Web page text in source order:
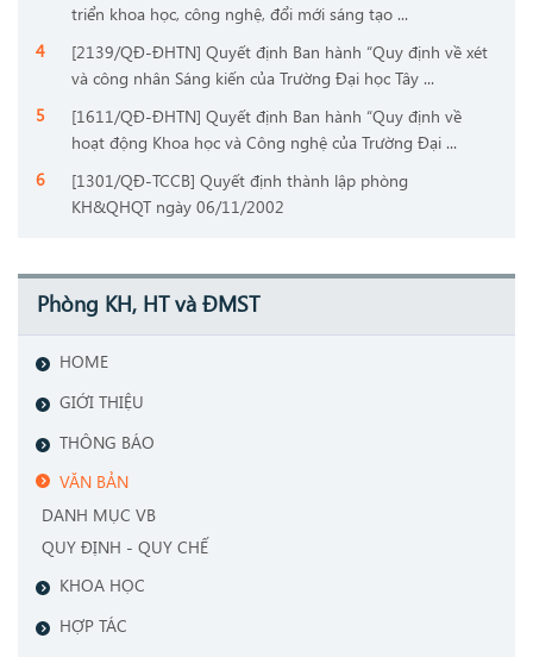
triển khoa học, công nghệ, đổi mới sáng tạo ...
[2139/QĐ-ĐHTN] Quyết định Ban hành “Quy định về xét
và công nhân Sáng kiến của Trường Đại học Tây ...
[1611/QĐ-ĐHTN] Quyết định Ban hành “Quy định về
hoạt động Khoa học và Công nghệ của Trường Đại ...
[1301/QĐ-TCCB] Quyết định thành lập phòng
KH&QHQT ngày 06/11/2002
Phòng KH, HT và ĐMST
HOME
GIỚI THIỆU
THÔNG BÁO
VĂN BẢN
DANH MỤC VB
QUY ĐỊNH - QUY CHẾ
KHOA HỌC
HỢP TÁC